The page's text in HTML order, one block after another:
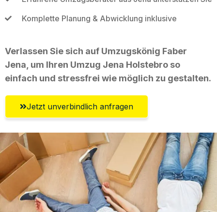
Komplette Planung & Abwicklung inklusive
Verlassen Sie sich auf Umzugskönig Faber
Jena, um Ihren Umzug Jena Holstebro so
einfach und stressfrei wie möglich zu gestalten.
Jetzt unverbindlich anfragen